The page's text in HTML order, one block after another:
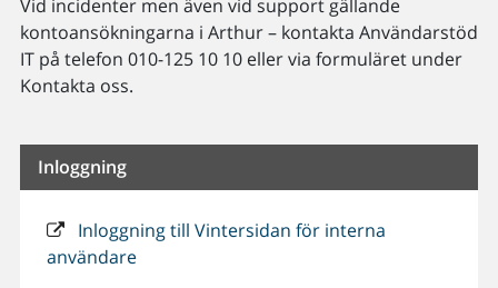
Vid incidenter men även vid support gällande
kontoansökningarna i Arthur – kontakta Användarstöd
IT på telefon 010-125 10 10 eller via formuläret under
Kontakta oss.
Inloggning
Inloggning till Vintersidan för interna
användare